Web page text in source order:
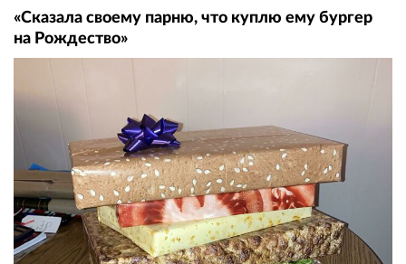
«Сказала своему парню, что куплю ему бургер
на Рождество»